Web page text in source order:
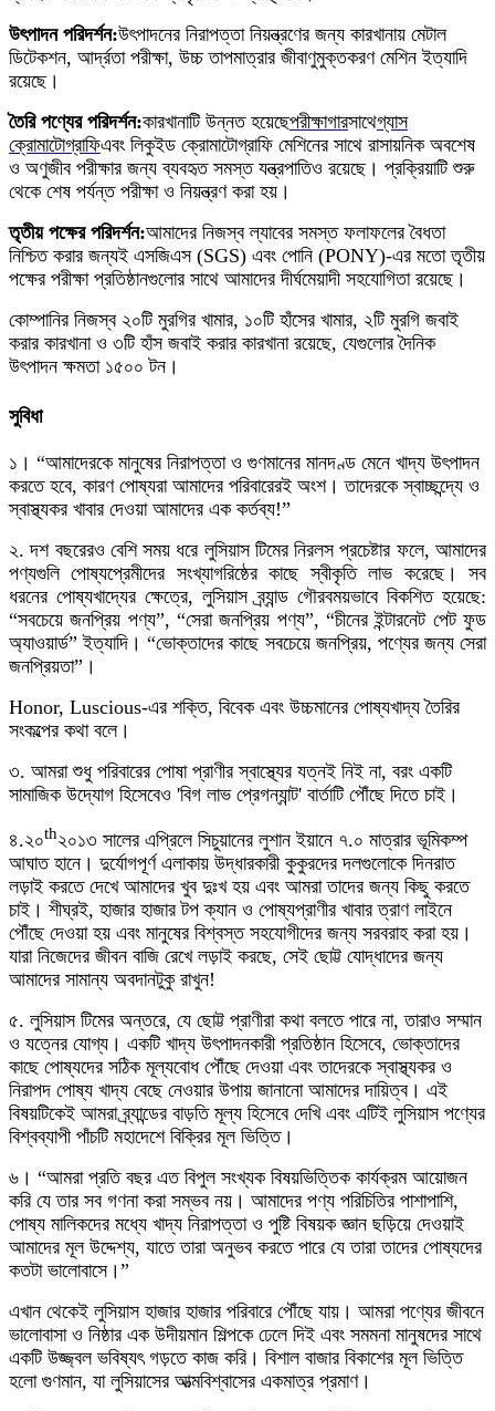
উৎপাদন পরিদর্শন:উৎপাদনের নিরাপত্তা নিয়ন্ত্রণের জন্য কারখানায় মেটাল
ডিটেকশন, আর্দ্রতা পরীক্ষা, উচ্চ তাপমাত্রার জীবাণুমুক্তকরণ মেশিন ইত্যাদি
রয়েছে।
তৈরি পণ্যের পরিদর্শন:কারখানাটি উন্নত হয়েছেপরীক্ষাগারসাথেগ্যাস
ক্রোমাটোগ্রাফিএবং লিকুইড ক্রোমাটোগ্রাফি মেশিনের সাথে রাসায়নিক অবশেষ
ও অণুজীব পরীক্ষার জন্য ব্যবহৃত সমস্ত যন্ত্রপাতিও রয়েছে। প্রক্রিয়াটি শুরু
থেকে শেষ পর্যন্ত পরীক্ষা ও নিয়ন্ত্রণ করা হয়।
তৃতীয় পক্ষের পরিদর্শন:আমাদের নিজস্ব ল্যাবের সমস্ত ফলাফলের বৈধতা
নিশ্চিত করার জন্যই এসজিএস (SGS) এবং পোনি (PONY)-এর মতো তৃতীয়
পক্ষের পরীক্ষা প্রতিষ্ঠানগুলোর সাথে আমাদের দীর্ঘমেয়াদী সহযোগিতা রয়েছে।
কোম্পানির নিজস্ব ২০টি মুরগির খামার, ১০টি হাঁসের খামার, ২টি মুরগি জবাই
করার কারখানা ও ৩টি হাঁস জবাই করার কারখানা রয়েছে, যেগুলোর দৈনিক
উৎপাদন ক্ষমতা ১৫০০ টন।
সুবিধা
১। “আমাদেরকে মানুষের নিরাপত্তা ও গুণমানের মানদণ্ড মেনে খাদ্য উৎপাদন
করতে হবে, কারণ পোষ্যরা আমাদের পরিবারেরই অংশ। তাদেরকে স্বাচ্ছন্দ্যে ও
স্বাস্থ্যকর খাবার দেওয়া আমাদের এক কর্তব্য!”
২. দশ বছরেরও বেশি সময় ধরে লুসিয়াস টিমের নিরলস প্রচেষ্টার ফলে, আমাদের
পণ্যগুলি পোষ্যপ্রেমীদের সংখ্যাগরিষ্ঠের কাছে স্বীকৃতি লাভ করেছে। সব
ধরনের পোষ্যখাদ্যের ক্ষেত্রে, লুসিয়াস ব্র্যান্ড গৌরবময়ভাবে বিকশিত হয়েছে:
“সবচেয়ে জনপ্রিয় পণ্য”, “সেরা জনপ্রিয় পণ্য”, “চীনের ইন্টারনেট পেট ফুড
অ্যাওয়ার্ড” ইত্যাদি। “ভোক্তাদের কাছে সবচেয়ে জনপ্রিয়, পণ্যের জন্য সেরা
জনপ্রিয়তা”।
Honor, Luscious-এর শক্তি, বিবেক এবং উচ্চমানের পোষ্যখাদ্য তৈরির
সংকল্পের কথা বলে।
৩. আমরা শুধু পরিবারের পোষা প্রাণীর স্বাস্থ্যের যত্নই নিই না, বরং একটি
সামাজিক উদ্যোগ হিসেবেও 'বিগ লাভ প্রেগন্যান্ট' বার্তাটি পৌঁছে দিতে চাই।
৪.২০th২০১৩ সালের এপ্রিলে সিচুয়ানের লুশান ইয়ানে ৭.০ মাত্রার ভূমিকম্প
আঘাত হানে। দুর্যোগপূর্ণ এলাকায় উদ্ধারকারী কুকুরদের দলগুলোকে দিনরাত
লড়াই করতে দেখে আমাদের খুব দুঃখ হয় এবং আমরা তাদের জন্য কিছু করতে
চাই। শীঘ্রই, হাজার হাজার টপ ক্যান ও পোষ্যপ্রাণীর খাবার ত্রাণ লাইনে
পৌঁছে দেওয়া হয় এবং মানুষের বিশ্বস্ত সহযোগীদের জন্য সরবরাহ করা হয়।
যারা নিজেদের জীবন বাজি রেখে লড়াই করছে, সেই ছোট্ট যোদ্ধাদের জন্য
আমাদের সামান্য অবদানটুকু রাখুন!
৫. লুসিয়াস টিমের অন্তরে, যে ছোট্ট প্রাণীরা কথা বলতে পারে না, তারাও সম্মান
ও যত্নের যোগ্য। একটি খাদ্য উৎপাদনকারী প্রতিষ্ঠান হিসেবে, ভোক্তাদের
কাছে পোষ্যদের সঠিক মূল্যবোধ পৌঁছে দেওয়া এবং তাদেরকে স্বাস্থ্যকর ও
নিরাপদ পোষ্য খাদ্য বেছে নেওয়ার উপায় জানানো আমাদের দায়িত্ব। এই
বিষয়টিকেই আমরা ব্র্যান্ডের বাড়তি মূল্য হিসেবে দেখি এবং এটিই লুসিয়াস পণ্যের
বিশ্বব্যাপী পাঁচটি মহাদেশে বিক্রির মূল ভিত্তি।
৬। “আমরা প্রতি বছর এত বিপুল সংখ্যক বিষয়ভিত্তিক কার্যক্রম আয়োজন
করি যে তার সব গণনা করা সম্ভব নয়। আমাদের পণ্য পরিচিতির পাশাপাশি,
পোষ্য মালিকদের মধ্যে খাদ্য নিরাপত্তা ও পুষ্টি বিষয়ক জ্ঞান ছড়িয়ে দেওয়াই
আমাদের মূল উদ্দেশ্য, যাতে তারা অনুভব করতে পারে যে তারা তাদের পোষ্যদের
কতটা ভালোবাসে।”
এখান থেকেই লুসিয়াস হাজার হাজার পরিবারে পৌঁছে যায়। আমরা পণ্যের জীবনে
ভালোবাসা ও নিষ্ঠার এক উদীয়মান শিল্পকে ঢেলে দিই এবং সমমনা মানুষদের সাথে
একটি উজ্জ্বল ভবিষ্যৎ গড়তে কাজ করি। বিশাল বাজার বিকাশের মূল ভিত্তি
হলো গুণমান, যা লুসিয়াসের আত্মবিশ্বাসের একমাত্র প্রমাণ।